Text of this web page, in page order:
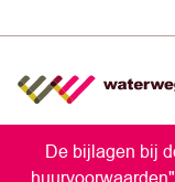
De bijlagen bij